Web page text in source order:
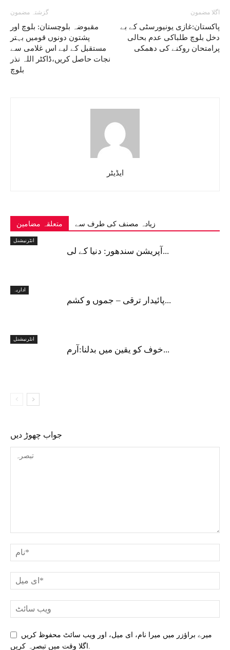
گزشتہ مضمون
مقبوضہ بلوچستان: بلوچ اور
پشتون دونوں قومیں بہتر
مستقبل کے لیے اس غلامی سے
نجات حاصل کریں،ڈاکٹر اللہ نذر
بلوچ
اگلا مضمون
پاکستان:غازی یونیورسٹی کے بے
دخل بلوچ طلباکی عدم بحالی
پرامتحان روکنے کی دھمکی
ایڈیٹر
متعلقہ مضامین زیادہ مصنف کی طرف سے
انٹرنیشنل
آپریشن سندھور: دنیا کے لی...
اداریہ
پائیدار ترقی – جموں و کشم...
انٹرنیشنل
خوف کو یقین میں بدلنا:آرم...
جواب چھوڑ دیں
میرے براؤزر میں میرا نام، ای میل، اور ویب سائٹ محفوظ کریں